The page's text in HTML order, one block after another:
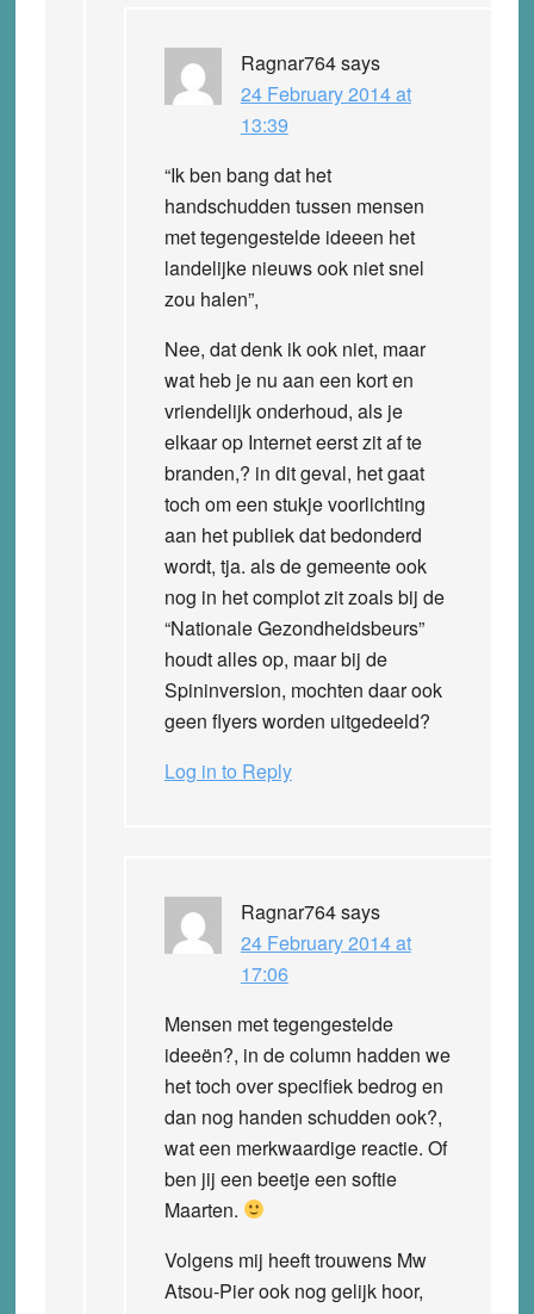
Ragnar764says
24 February 2014 at
13:39
“Ik ben bang dat het
handschudden tussen mensen
met tegengestelde ideeen het
landelijke nieuws ook niet snel
zou halen”,
Nee, dat denk ik ook niet, maar
wat heb je nu aan een kort en
vriendelijk onderhoud, als je
elkaar op Internet eerst zit af te
branden,? in dit geval, het gaat
toch om een stukje voorlichting
aan het publiek dat bedonderd
wordt, tja. als de gemeente ook
nog in het complot zit zoals bij de
“Nationale Gezondheidsbeurs”
houdt alles op, maar bij de
Spininversion, mochten daar ook
geen flyers worden uitgedeeld?
Log in to Reply
Ragnar764says
24 February 2014 at
17:06
Mensen met tegengestelde
ideeën?, in de column hadden we
het toch over specifiek bedrog en
dan nog handen schudden ook?,
wat een merkwaardige reactie. Of
ben jij een beetje een softie
Maarten.
Volgens mij heeft trouwens Mw
Atsou-Pier ook nog gelijk hoor,